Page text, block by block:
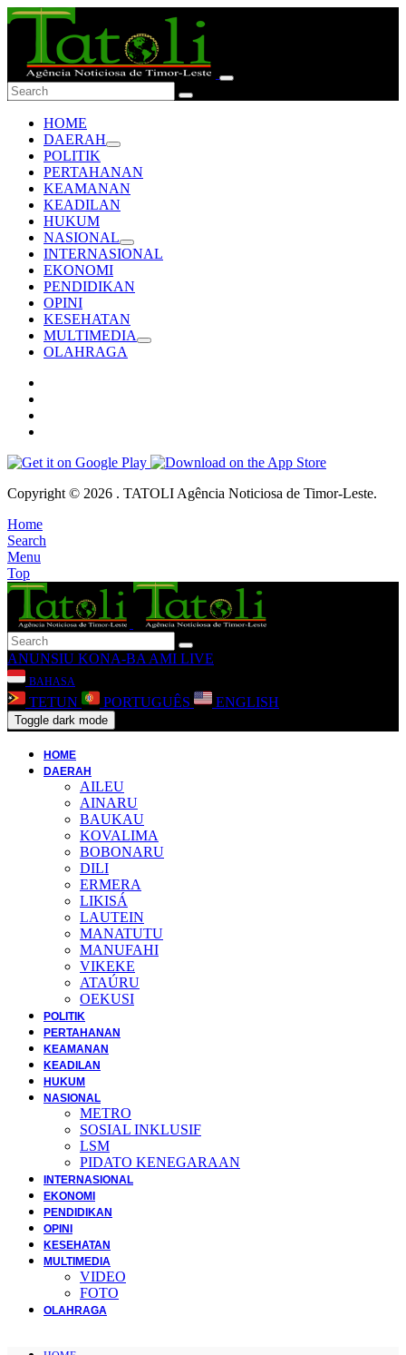
HOME
DAERAH
POLITIK
PERTAHANAN
KEAMANAN
KEADILAN
HUKUM
NASIONAL
INTERNASIONAL
EKONOMI
PENDIDIKAN
OPINI
KESEHATAN
MULTIMEDIA
OLAHRAGA
Copyright © 2026 . TATOLI Agência Noticiosa de Timor-Leste.
Home
Search
Menu
Top
ANUNSIU KONA-BA AMI LIVE
BAHASA
TETUN PORTUGUÊS ENGLISH
Toggle dark mode
HOME
DAERAH
AILEU
AINARU
BAUKAU
KOVALIMA
BOBONARU
DILI
ERMERA
LIKISÁ
LAUTEIN
MANATUTU
MANUFAHI
VIKEKE
ATAÚRU
OEKUSI
POLITIK
PERTAHANAN
KEAMANAN
KEADILAN
HUKUM
NASIONAL
METRO
SOSIAL INKLUSIF
LSM
PIDATO KENEGARAAN
INTERNASIONAL
EKONOMI
PENDIDIKAN
OPINI
KESEHATAN
MULTIMEDIA
VIDEO
FOTO
OLAHRAGA